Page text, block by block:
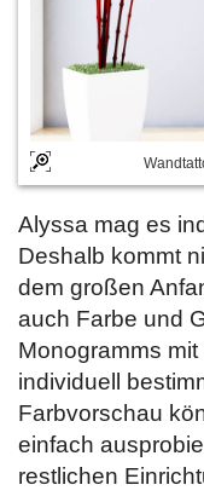
Alyssa mag es
Deshalb kommt
dem großen
auch Farbe und
Monogramms
individuell
Farbvorschau
einfach
restlichen